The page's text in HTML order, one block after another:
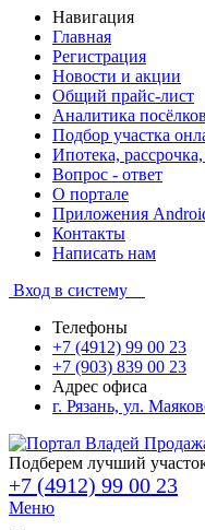
Навигация
Главная
Регистрация
Новости и акции
Общий прайс-лист
Аналитика посёлков
Подбор участка
Ипотека,
Вопрос - ответ
О портале
Приложения
Контакты
Написать нам
Вход в систему
Телефоны
+7 (4912) 99 00 23
+7 (903) 839 00 23
Адрес офиса
г. Рязань, ул.
Подберем лучший
+7 (4912) 99 00 23
Меню